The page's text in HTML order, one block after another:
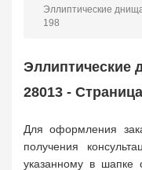
Переходник
Заглушка,
Пробка 72
Бобышка
Эллиптические
198
Эллиптические
28013 -
Для оформления
получения
указанному в шапке